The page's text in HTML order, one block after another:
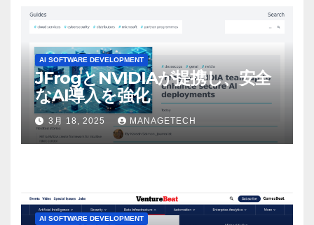
AI SOFTWARE DEVELOPMENT
JFrogとNVIDIAが提携し、安全
なAI導入を強化
3月 18, 2025 MANAGETECH
AI SOFTWARE DEVELOPMENT